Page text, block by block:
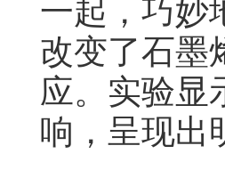
一起，巧妙
改变了石墨
应。实验显
响，呈现出